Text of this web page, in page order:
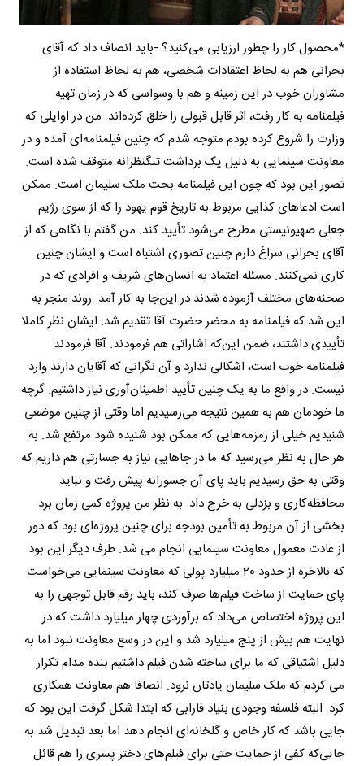
*محصول کار را چطور ارزیابی می‌کنید؟ -باید انصاف داد که آقای
بحرانی هم به لحاظ اعتقادات شخصی، هم به لحاظ استفاده از
مشاوران خوب در این زمینه و هم با وسواسی که در زمان تهیه
فیلم‎نامه به کار رفت، اثر قابل قبولی را خلق کرده‌اند. من در اوایلی که
وزارت را شروع کرده بودم متوجه شدم که چنین فیلم‏نامه‌ای آمده و در
معاونت سینمایی به دلیل یک برداشت تنگ‎نظرانه متوقف شده است.
تصور این بود که چون این فیلم‎نامه بحث ملک سلیمان است. ممکن
است ادعاهای کذایی مربوط به تاریخ قوم یهود را که از سوی رژیم
جعلی صهیونیستی مطرح می‌شود تأیید کند. من گفتم با نگاهی که از
آقای بحرانی سراغ دارم چنین تصوری اشتباه است و ایشان چنین
کاری نمی‌کنند. مسئله اعتماد به انسان‌های شریف و افرادی که در
صحنه‌های مختلف آزموده شدند در این‌جا به کار آمد. روند منجر به
این شد که فیلم‎نامه به محضر حضرت آقا تقدیم شد. ایشان نظر کاملا
تأییدی داشتند، ضمن این‌که اشاراتی هم فرمودند. آقا فرمودند
فیلمنامه خوب است، اشکالی ندارد و آن نگرانی که آقایان دارند وارد
نیست. در واقع ما به یک چنین تأیید اطمینان‌آوری نیاز داشتیم. گرچه
ما خودمان هم به همین نتیجه می‌رسیدیم اما وقتی از چنین موضعی
شنیدیم خیلی از زمزمه‌هایی که ممکن بود شنیده شود مرتفع شد. به
هر حال به نظر می‌رسید که ما در جاهایی نیاز به جسارتی هم داریم که
وقتی به حق رسیدیم باید پای آن جسورانه پیش رفت و نباید
محافظه‌کاری و بزدلی به خرج داد. به نظر من پروژه کمی زمان برد.
بخشی از آن مربوط به تأمین بودجه برای چنین پروژه‌ای بود که دور
از عادت معمول معاونت سینمایی انجام می شد. طرف دیگر این بود
که بالاخره از حدود 20 میلیارد پولی که معاونت سینمایی می‌خواست
پای حمایت از ساخت فیلم‌ها صرف کند، باید رقم قابل توجهی را به
این پروژه اختصاص می‌داد که برآوردی چهار میلیارد داشت که در
نهایت هم بیش از پنج میلیارد شد و این در وسع معاونت نبود اما به
دلیل اشتیاقی که ما برای ساخته شدن فیلم داشتیم بنده مدام تکرار
می کردم که ملک سلیمان یادتان نرود. انصافا هم معاونت همکاری
کرد. البته فلسفه وجودی بنیاد فارابی که ابتدا شکل گرفت این بود که
جایی باشد که کار خاص و گلخانه‌ای انجام دهد اما بعد تبدیل شد به
جایی‌که کفی از حمایت حتی برای فیلم‌های دختر پسری را هم قائل